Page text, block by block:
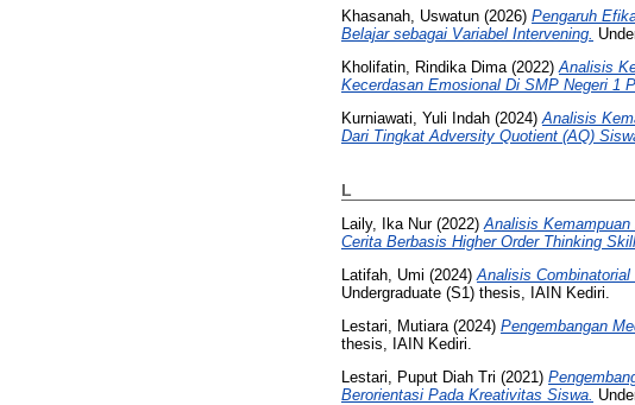
Khasanah, Uswatun (2026) Pengaruh
Belajar sebagai Variabel Intervening.
Kholifatin, Rindika Dima (2022) Analisis
Kecerdasan Emosional Di SMP Negeri 1
Kurniawati, Yuli Indah (2024) Analisis
Dari Tingkat Adversity Quotient (AQ)
L
Laily, Ika Nur(2022)Analisis
Cerita Berbasis Higher Order Thinking
Latifah, Umi (2024)Analisis
Undergraduate (S1) thesis, IAIN Kediri.
Lestari, Mutiara(2024) Pengembangan
thesis, IAIN Kediri.
Lestari, Puput Diah Tri (2021)
Berorientasi Pada Kreativitas Siswa.